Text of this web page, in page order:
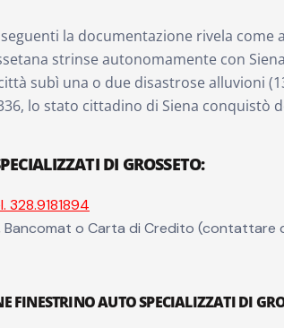
la documentazione rivela
strinse autonomamente con
subì una o due disastrose alluvioni
lo stato cittadino di Siena
DI GROSSETO:
o Carta di Credito (contattare
FINESTRINO AUTO SPECIALIZZATI DI